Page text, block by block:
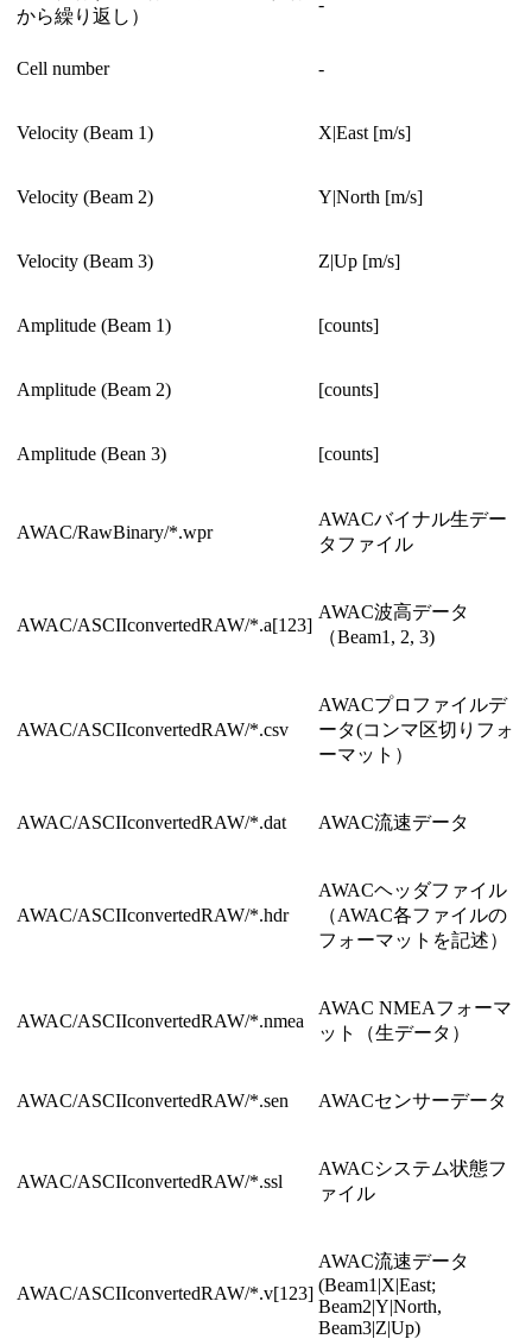
から繰り返し）
Cell number -
Velocity (Beam 1) X|East [m/s]
Velocity (Beam 2) Y|North [m/s]
Velocity (Beam 3) Z|Up [m/s]
Amplitude (Beam 1) [counts]
Amplitude (Beam 2) [counts]
Amplitude (Bean 3) [counts]
AWAC/RawBinary/*.wpr
AWACバイナル生デー
タファイル
AWAC/ASCIIconvertedRAW/*.a[123]
AWAC波高データ
（Beam1, 2, 3)
AWAC/ASCIIconvertedRAW/*.csv
AWACプロファイルデ
ータ(コンマ区切りフォ
ーマット）
AWAC/ASCIIconvertedRAW/*.dat AWAC流速データ
AWAC/ASCIIconvertedRAW/*.hdr
AWACヘッダファイル
（AWAC各ファイルの
フォーマットを記述）
AWAC/ASCIIconvertedRAW/*.nmea
AWAC NMEAフォーマ
ット（生データ）
AWAC/ASCIIconvertedRAW/*.sen AWACセンサーデータ
AWAC/ASCIIconvertedRAW/*.ssl
AWACシステム状態フ
ァイル
AWAC/ASCIIconvertedRAW/*.v[123]
AWAC流速データ
(Beam1|X|East;
Beam2|Y|North,
Beam3|Z|Up)